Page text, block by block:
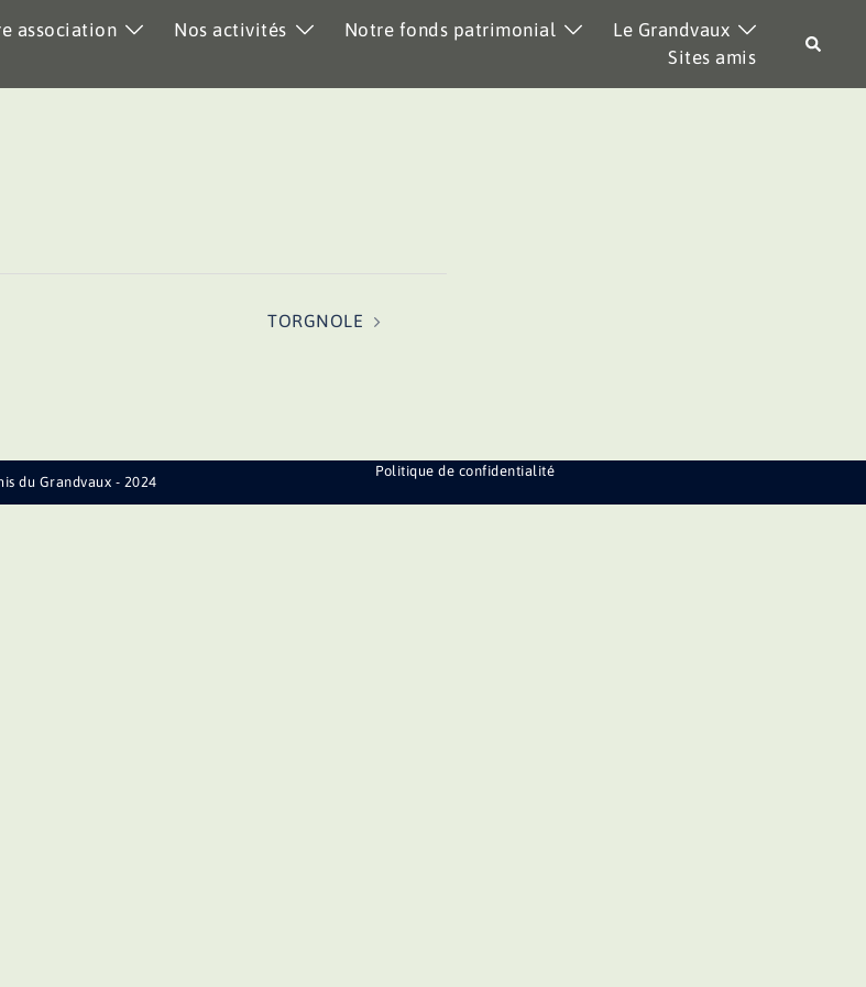
association Nos activités Notre fonds patrimonial
Le Grandvaux
Sites amis
TORGNOLE
du Grandvaux - 2024
Politique de confidentialité